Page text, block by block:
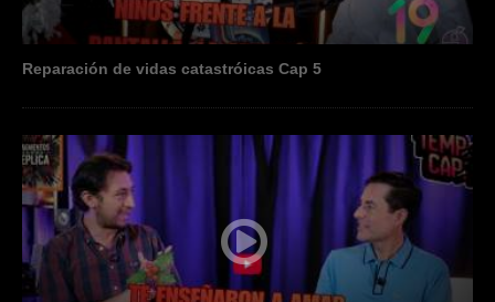
Reparación de vidas catastróicas Cap 5